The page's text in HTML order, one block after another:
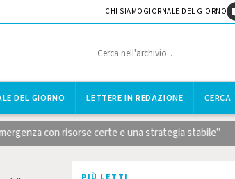
CHI SIAMO GIORNALE DEL GIORNO
DEL GIORNO LETTERE IN REDAZIONE CERCA
con risorse certe e una strategia stabile"